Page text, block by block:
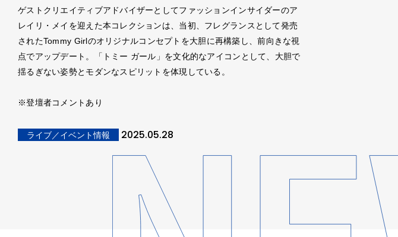
ゲストクリエイティブアドバイザーとしてファッションインサイダーのア
レイリ・メイを迎えた本コレクションは、当初、フレグランスとして発売
されたTommy Girlのオリジナルコンセプトを大胆に再構築し、前向きな視
点でアップデート。「トミー ガール」を文化的なアイコンとして、大胆で
揺るぎない姿勢とモダンなスピリットを体現している。
※登壇者コメントあり
ライブ／イベント情報 2025.05.28